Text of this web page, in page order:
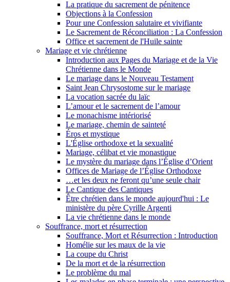
La pratique du sacrement de pénitence
Objections à la Confession
Pour une Confession salutaire et vivifiante
Le Sacrement de Réconciliation : La Confession
Office et sacrement de l'Huile sainte
Mariage et vie chrétienne
Introduction aux Pages du Mariage et de la Vie
Chrétienne dans le Monde
Le mariage dans le Nouveau Testament
Saint Jean Chrysostome sur le mariage
La vocation sacrée du laïc
L’amour et le sacrement de l’amour
Le monachisme intériorisé
Le mariage, chemin de sainteté
Éros et mystique
L'Église orthodoxe et la sexualité
Mariage, célibat et vie monastique
Le mystère du mariage dans l’Église d’Orient
Offices de Mariage de l’Église Orthodoxe
…et les deux ne feront qu’une seule chair
Le Cantique des Cantiques
Être chrétien dans le monde aujourd'hui : Le
ministère du père Cyrille Argenti
La vie chrétienne dans le monde
Souffrance, mort et résurrection
Souffrance, Mort et Résurrection : Introduction
Homélie sur les maux de la vie
La coupe du Christ
De la mort et de la résurrection
Le problème du mal